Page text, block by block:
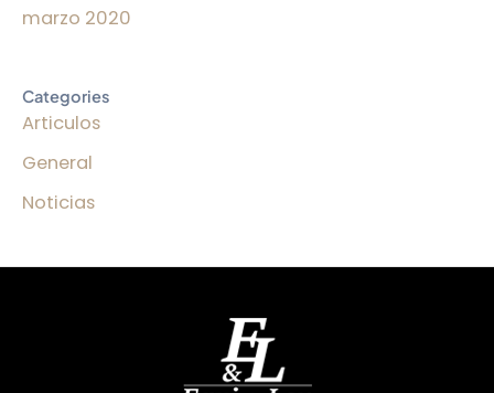
marzo 2020
Categories
Articulos
General
Noticias